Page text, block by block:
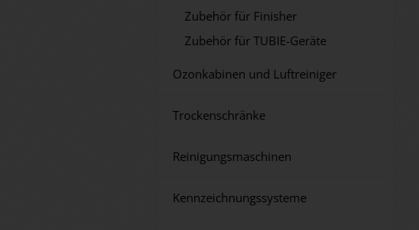
Zubehör für Finisher
Zubehör für TUBIE-Geräte
Ozonkabinen und Luftreiniger
Trockenschränke
Reinigungsmaschinen
Kennzeichnungssysteme